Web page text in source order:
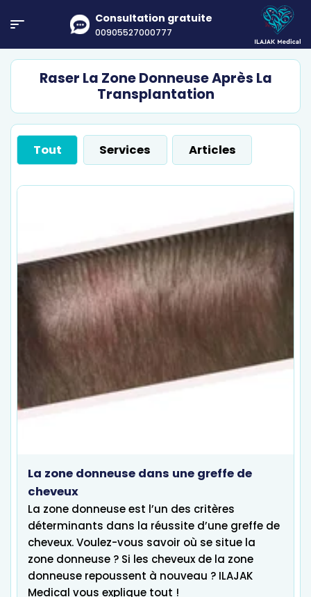
Consultation gratuite
00905527000777
Raser La Zone Donneuse Après La
Transplantation
Tout Services Articles
La zone donneuse dans une greffe de
cheveux
La zone donneuse est l’un des critères
déterminants dans la réussite d’une greffe de
cheveux. Voulez-vous savoir où se situe la
zone donneuse ? Si les cheveux de la zone
donneuse repoussent à nouveau ? ILAJAK
Medical vous explique tout !